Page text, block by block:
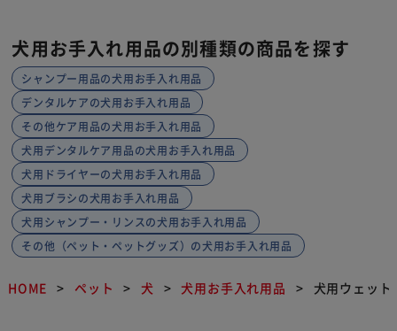
犬用お手入れ用品の別種類の商品を探す
シャンプー用品の犬用お手入れ用品
デンタルケアの犬用お手入れ用品
その他ケア用品の犬用お手入れ用品
犬用デンタルケア用品の犬用お手入れ用品
犬用ドライヤーの犬用お手入れ用品
犬用ブラシの犬用お手入れ用品
犬用シャンプー・リンスの犬用お手入れ用品
その他（ペット・ペットグッズ）の犬用お手入れ用品
HOME ペット 犬 犬用お手入れ用品 犬用ウェッ